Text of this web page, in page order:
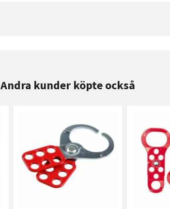
Andra kunder köpte också